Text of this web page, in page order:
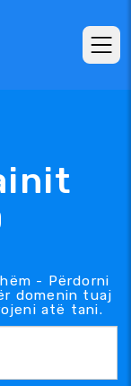
- Përdorni
domenin tuaj
atë tani.